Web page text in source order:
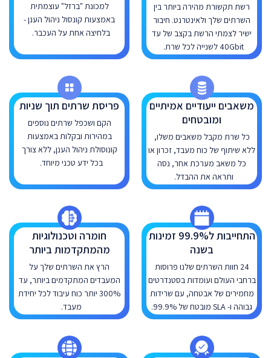
רשת תקשורת מהירה ביותר בין
השרתים שלך ולאינטרנט. חיבור
ישיר לצמתי הרשת בקצב של עד
40Gbit לשנייה לכל שרת.
למכונת "ברזל" עוצמתית
באמצעות קונסול ניהול הענן -
בלחיצה אחת על העכבר.
משאבים ייעודיים אמיתיים
ומובטחים
כל שרת מקבל משאבים משלו,
ללא שיתוף של כוח מעבד, זכרון או
כל משאב מערכת אחר, נסה
ותראה את ההבדל.
פריסת שרתים תוך שניות
הקם ושכפל שרתים נוספים
במהירות ובקלות באמצעות
קונוסולת ניהול הענן, ללא צורך
בכל ידע טכני מיוחד.
התחייבות ל99.9% זמינות
בשנה
24 חוות השרתים שלנו פרוסות
ברחבי העולם ועומדות בסטנדרטים
מחמירים של אבטחה, עם שרידות
גבוהה ו- SLA מובטח של 99.9%.
חומרה וטכנולוגיות
מהמתקדמות ביותר
הרץ את השרתים שלך על
המעבדים המתקדמים ביותר, עד
300% יותר כוח עיבוד לכל יחידת
מעבד.